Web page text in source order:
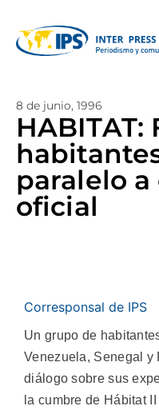
8 de junio, 1996
HABITAT:
paralelo
oficial
Corresponsal de IPS
Un grupo de
Venezuela, Senegal y
diálogo sobre sus
la cumbre de Hábitat